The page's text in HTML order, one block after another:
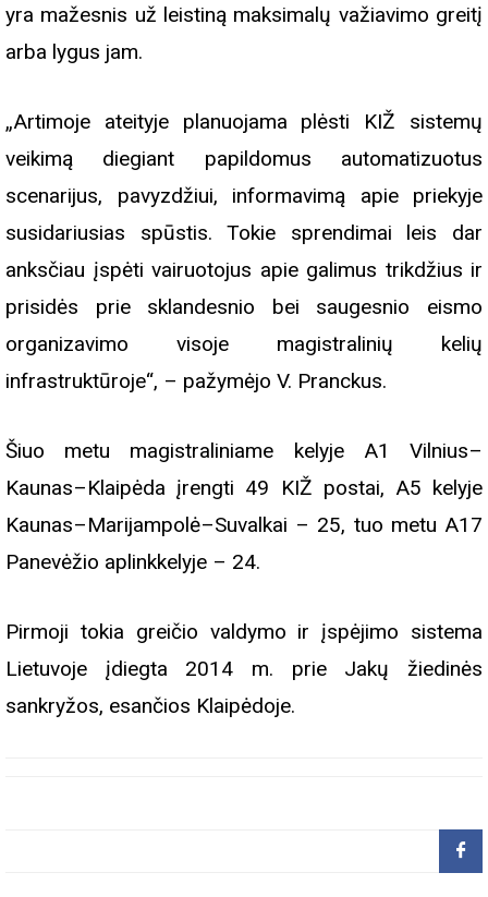
yra mažesnis už leistiną maksimalų važiavimo greitį
arba lygus jam.
„Artimoje ateityje planuojama plėsti KIŽ sistemų
veikimą diegiant papildomus automatizuotus
scenarijus, pavyzdžiui, informavimą apie priekyje
susidariusias spūstis. Tokie sprendimai leis dar
anksčiau įspėti vairuotojus apie galimus trikdžius ir
prisidės prie sklandesnio bei saugesnio eismo
organizavimo visoje magistralinių kelių
infrastruktūroje“, – pažymėjo V. Pranckus.
Šiuo metu magistraliniame kelyje A1 Vilnius–
Kaunas–Klaipėda įrengti 49 KIŽ postai, A5 kelyje
Kaunas–Marijampolė–Suvalkai – 25, tuo metu A17
Panevėžio aplinkkelyje – 24.
Pirmoji tokia greičio valdymo ir įspėjimo sistema
Lietuvoje įdiegta 2014 m. prie Jakų žiedinės
sankryžos, esančios Klaipėdoje.